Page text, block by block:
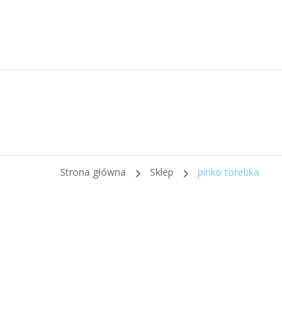
Strona główna Sklep pinko torebka